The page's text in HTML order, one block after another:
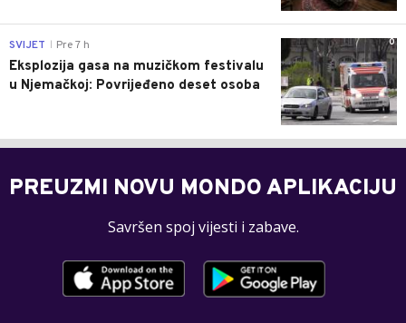
0
SVIJET Pre 7 h
Eksplozija gasa na muzičkom festivalu
u Njemačkoj: Povrijeđeno deset osoba
PREUZMI NOVU MONDO APLIKACIJU
Savršen spoj vijesti i zabave.